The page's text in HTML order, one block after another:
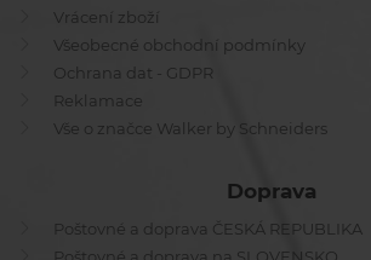
Vrácení zboží
Všeobecné obchodní podmínky
Ochrana dat - GDPR
Reklamace
Vše o značce Walker by Schneiders
Doprava
Poštovné a doprava ČESKÁ REPUBLIKA
Poštovné a doprava na SLOVENSKO